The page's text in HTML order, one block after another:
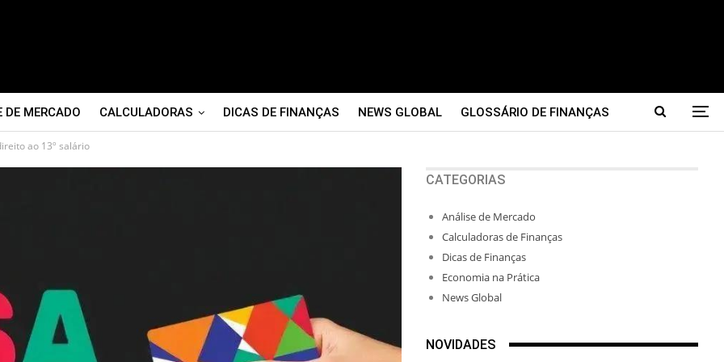
DE MERCADO CALCULADORAS DICAS DE FINANÇAS NEWS GLOBAL GLOSSÁRIO DE FINANÇAS
ao 13º salário
CATEGORIAS
Análise de Mercado
Calculadoras de Finanças
Dicas de Finanças
Economia na Prática
News Global
NOVIDADES